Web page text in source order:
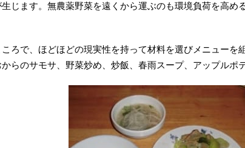
生じます。無農薬野菜を遠くから運ぶのも環境負荷を高め
ころで、ほどほどの現実性を持って材料を選びメニューを
らのサモサ、野菜炒め、炒飯、春雨スープ、アップルポ